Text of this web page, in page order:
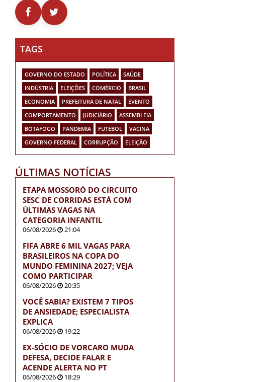
TAGS
GOVERNO DO ESTADO POLÍTICA
SAÚDE
INDÚSTRIA
ELEIÇÕES COMÉRCIO
BRASIL
ECONOMIA
PREFEITURA DE NATAL
EVENTO
COMPORTAMENTO
JUDICIÁRIO
ASSEMBLEIA
BOTAFOGO
PANDEMIA FUTEBOL
VACINA
GOVERNO FEDERAL
CORRUPÇÃO ELEIÇÃO
ÚLTIMAS NOTÍCIAS
ETAPA MOSSORÓ DO CIRCUITO
SESC DE CORRIDAS ESTÁ COM
ÚLTIMAS VAGAS NA
CATEGORIA INFANTIL
06/08/2026 21:04
FIFA ABRE 6 MIL VAGAS PARA
BRASILEIROS NA COPA DO
MUNDO FEMININA 2027; VEJA
COMO PARTICIPAR
06/08/2026 20:35
VOCÊ SABIA? EXISTEM 7 TIPOS
DE ANSIEDADE; ESPECIALISTA
EXPLICA
06/08/2026 19:22
EX-SÓCIO DE VORCARO MUDA
DEFESA, DECIDE FALAR E
ACENDE ALERTA NO PT
06/08/2026 18:29